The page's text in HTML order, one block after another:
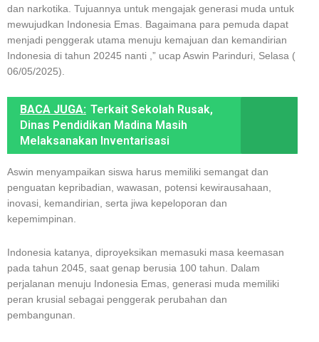
dan narkotika. Tujuannya untuk mengajak generasi muda untuk
mewujudkan Indonesia Emas. Bagaimana para pemuda dapat
menjadi penggerak utama menuju kemajuan dan kemandirian
Indonesia di tahun 20245 nanti ,” ucap Aswin Parinduri, Selasa (
06/05/2025).
BACA JUGA: Terkait Sekolah Rusak,
Dinas Pendidikan Madina Masih
Melaksanakan Inventarisasi
Aswin menyampaikan siswa harus memiliki semangat dan
penguatan kepribadian, wawasan, potensi kewirausahaan,
inovasi, kemandirian, serta jiwa kepeloporan dan
kepemimpinan.
Indonesia katanya, diproyeksikan memasuki masa keemasan
pada tahun 2045, saat genap berusia 100 tahun. Dalam
perjalanan menuju Indonesia Emas, generasi muda memiliki
peran krusial sebagai penggerak perubahan dan
pembangunan.